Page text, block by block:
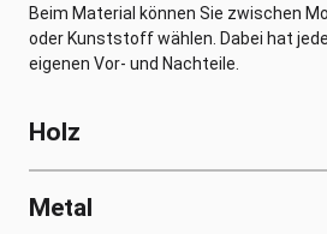
Beim Material können Sie zwischen
oder Kunststoff wählen. Dabei hat
eigenen Vor- und Nachteile.
Holz
Metal